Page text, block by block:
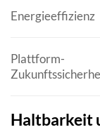
Energieeffizienz
Plattform-
Haltbarkeit